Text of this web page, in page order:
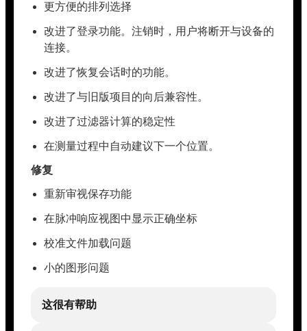
更方便的排列选择
改进了登录功能。注销时，用户将断开与设备的
连接。
改进了恢复会话时的功能。
改进了与旧版项目的向后兼容性。
改进了过滤器计算的稳定性
在测量过程中自动建议下一个位置。
修复
重新审视保存功能
在脉冲响应视图中显示正确坐标
校准文件加载问题
小的图形问题
这很有帮助